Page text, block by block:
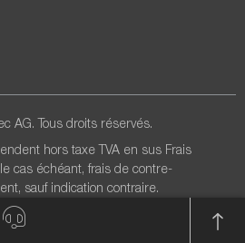
AG. Tous droits réservés.
hors taxe TVA en sus Frais
cas échéant, frais de contre-
sauf indication contraire.